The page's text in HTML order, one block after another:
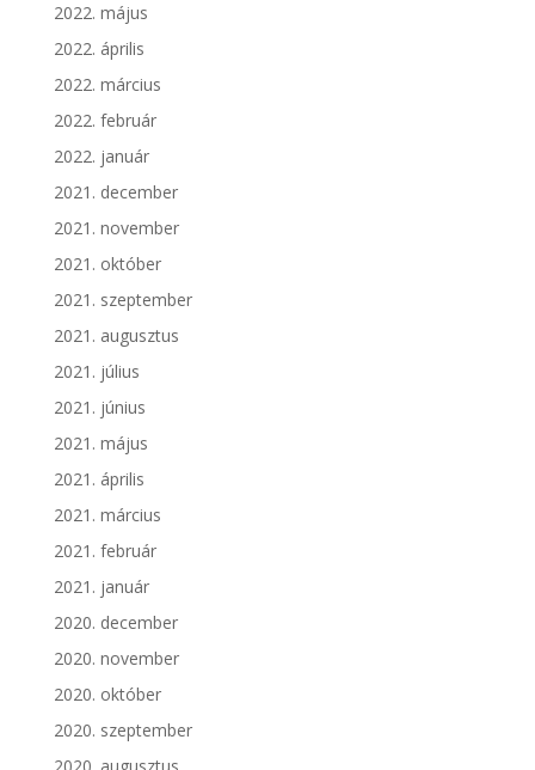
2022. május
2022. április
2022. március
2022. február
2022. január
2021. december
2021. november
2021. október
2021. szeptember
2021. augusztus
2021. július
2021. június
2021. május
2021. április
2021. március
2021. február
2021. január
2020. december
2020. november
2020. október
2020. szeptember